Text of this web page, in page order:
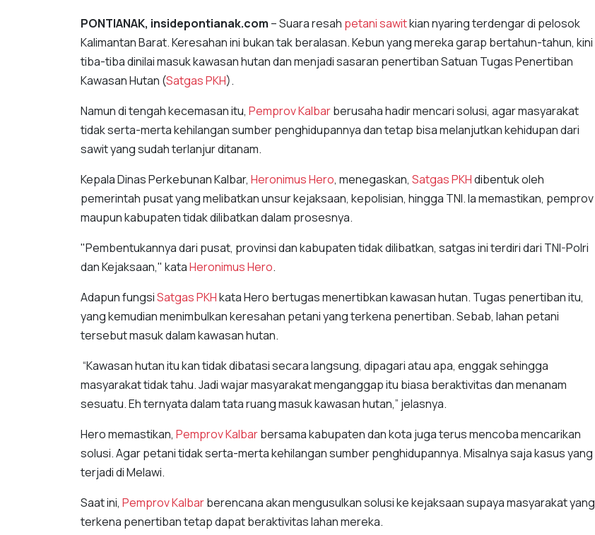
PONTIANAK, insidepontianak.com – Suara resah petani sawitkian nyaring terdengar di pelosok
Kalimantan Barat. Keresahan ini bukan tak beralasan. Kebun yang mereka garap bertahun-tahun, kini
tiba-tiba dinilai masuk kawasan hutan dan menjadi sasaran penertiban Satuan Tugas Penertiban
Kawasan Hutan (Satgas PKH).
Namun di tengah kecemasan itu, Pemprov Kalbarberusaha hadir mencari solusi, agar masyarakat
tidak serta-merta kehilangan sumber penghidupannya dan tetap bisa melanjutkan kehidupan dari
sawit yang sudah terlanjur ditanam.
Kepala Dinas Perkebunan Kalbar, Heronimus Hero, menegaskan, Satgas PKHdibentuk oleh
pemerintah pusat yang melibatkan unsur kejaksaan, kepolisian, hingga TNI. Ia memastikan, pemprov
maupun kabupaten tidak dilibatkan dalam prosesnya.
"Pembentukannya dari pusat, provinsi dan kabupaten tidak dilibatkan, satgas ini terdiri dari TNI-Polri
dan Kejaksaan," kataHeronimus Hero.
Adapun fungsiSatgas PKHkata Hero bertugas menertibkan kawasan hutan. Tugas penertiban itu,
yang kemudian menimbulkan keresahan petani yang terkena penertiban. Sebab, lahan petani
tersebut masuk dalam kawasan hutan.
“Kawasan hutan itu kan tidak dibatasi secara langsung, dipagari atau apa, enggak sehingga
masyarakat tidak tahu. Jadi wajar masyarakat menganggap itu biasa beraktivitas dan menanam
sesuatu. Eh ternyata dalam tata ruang masuk kawasan hutan,” jelasnya.
Hero memastikan, Pemprov Kalbarbersama kabupaten dan kota juga terus mencoba mencarikan
solusi. Agar petani tidak serta-merta kehilangan sumber penghidupannya. Misalnya saja kasus yang
terjadi di Melawi.
Saat ini, Pemprov Kalbarberencana akan mengusulkan solusi ke kejaksaan supaya masyarakat yang
terkena penertiban tetap dapat beraktivitas lahan mereka.